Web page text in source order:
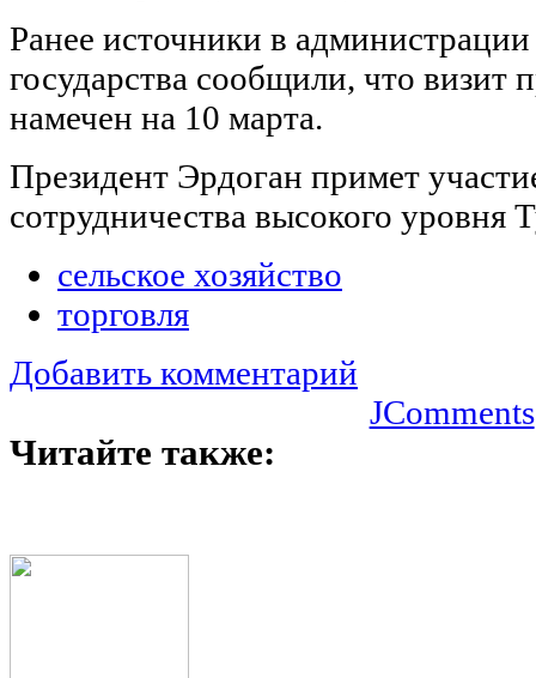
Ранее источники в
государства сообщили, что визит
намечен на 10 марта.
Президент Эрдоган примет
сотрудничества высокого уровня
сельское хозяйство
торговля
Добавить комментарий
JComments
Читайте также: